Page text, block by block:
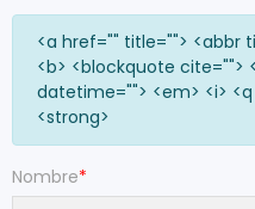
<a href="" title=""> <abbr
<b> <blockquote cite="">
datetime=""> <em> <i>
<strong>
Nombre*